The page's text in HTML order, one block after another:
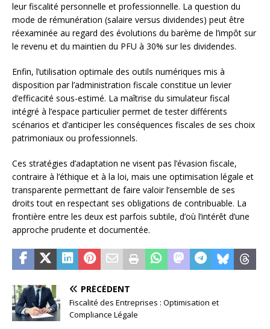
leur fiscalité personnelle et professionnelle. La question du
mode de rémunération (salaire versus dividendes) peut être
réexaminée au regard des évolutions du barème de l’impôt sur
le revenu et du maintien du PFU à 30% sur les dividendes.
Enfin, l’utilisation optimale des outils numériques mis à
disposition par l’administration fiscale constitue un levier
d’efficacité sous-estimé. La maîtrise du simulateur fiscal
intégré à l’espace particulier permet de tester différents
scénarios et d’anticiper les conséquences fiscales de ses choix
patrimoniaux ou professionnels.
Ces stratégies d’adaptation ne visent pas l’évasion fiscale,
contraire à l’éthique et à la loi, mais une optimisation légale et
transparente permettant de faire valoir l’ensemble de ses
droits tout en respectant ses obligations de contribuable. La
frontière entre les deux est parfois subtile, d’où l’intérêt d’une
approche prudente et documentée.
PRÉCÉDENT
Fiscalité des Entreprises : Optimisation et
Compliance Légale